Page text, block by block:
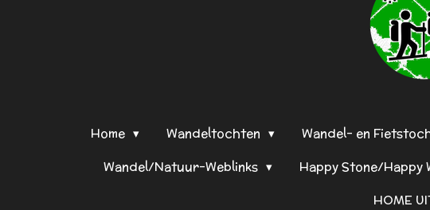
Home Wandeltochten Wandel- en
Wandel/Natuur-Weblinks
Happy Stone/Happy
HOME